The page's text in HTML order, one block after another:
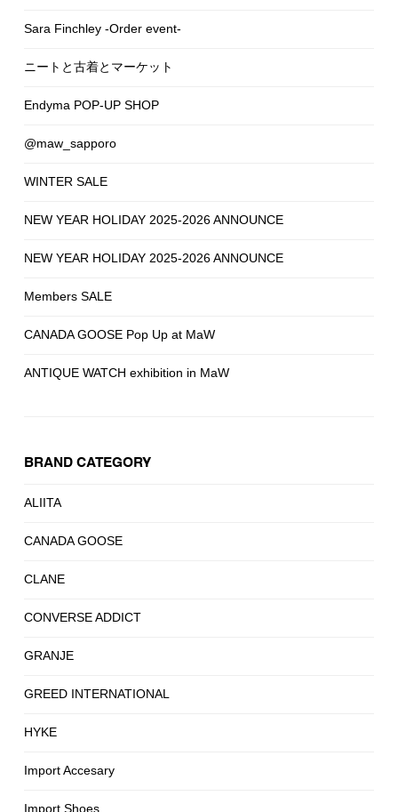
Sara Finchley -Order event-
ニートと古着とマーケット
Endyma POP-UP SHOP
@maw_sapporo
WINTER SALE
NEW YEAR HOLIDAY 2025-2026 ANNOUNCE
NEW YEAR HOLIDAY 2025-2026 ANNOUNCE
Members SALE
CANADA GOOSE Pop Up at MaW
ANTIQUE WATCH exhibition in MaW
BRAND CATEGORY
ALIITA
CANADA GOOSE
CLANE
CONVERSE ADDICT
GRANJE
GREED INTERNATIONAL
HYKE
Import Accesary
Import Shoes